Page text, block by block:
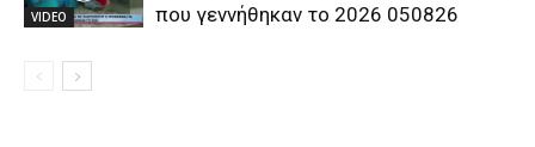
VIDEO
που γεννήθηκαν το 2026 050826